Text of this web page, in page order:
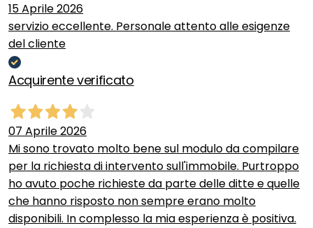
15 Aprile 2026
servizio eccellente. Personale attento alle esigenze
del cliente
Acquirente verificato
07 Aprile 2026
Mi sono trovato molto bene sul modulo da compilare
per la richiesta di intervento sull'immobile. Purtroppo
ho avuto poche richieste da parte delle ditte e quelle
che hanno risposto non sempre erano molto
disponibili. In complesso la mia esperienza è positiva.